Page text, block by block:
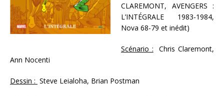
CLAREMONT, AVENGERS :
L’INTÉGRALE 1983-1984,
Nova 68-79 et inédit)
Scénario : Chris Claremont,
Ann Nocenti
Dessin : Steve Leialoha, Brian Postman